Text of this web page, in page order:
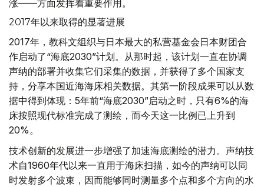
涨——方面发挥着重要作用。
2017年以来取得的显著进展
2017年，教科文组织与日本最大的私营基金会日本财团合
作启动了“海底2030”计划。从那时起，该计划一直在协调
声纳的部署并收集它们采集的数据，并获得了多个国家支
持，分享本国近海海床相关数据。其第一阶段成果可以从数
据中得到体现：5年前“海底2030”启动之时，只有6%的海
床按照现代标准完成了测绘，而今天这一比例已上升到
20%。
技术创新的发展进一步增强了加速海底测绘的潜力。声纳技
术自1960年代以来一直用于海床扫描，如今的声纳可以同
时发射多个波束，因而能够同时测量多个点和多个方向的水